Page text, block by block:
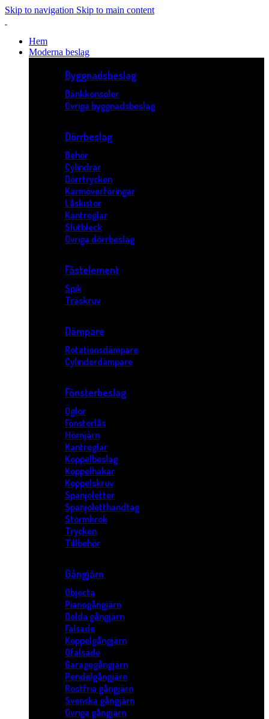
Skip to navigation Skip to main content
Hem
Moderna beslag
Byggnadsbeslag
Bänkkonsoler
Övriga byggnadsbeslag
Dörrbeslag
Behör
Cylindrar
Dörrtrycken
Karmöverföringar
Låskistor
Kantreglar
Slutbleck
Övriga dörrbeslag
Fästelement
Spik
Träskruv
Dämpare
Rotationsdämpare
Cylinderdämpare
Fönsterbeslag
Öglor
Fönsterlås
Hörnjärn
Kantreglar
Koppelbeslag
Koppelhakar
Koppelskruv
Spanjoletter
Spanjoletthandtag
Stormkrok
Trycken
Tillbehör
Gångjärn
Objecta
Pianogångjärn
Dolda gångjärn
Falsade
Koppelgångjärn
Ofalsade
Garagegångjärn
Pendelgångjärn
Rostfria gångjärn
Svenska gångjärn
Övriga gångjärn